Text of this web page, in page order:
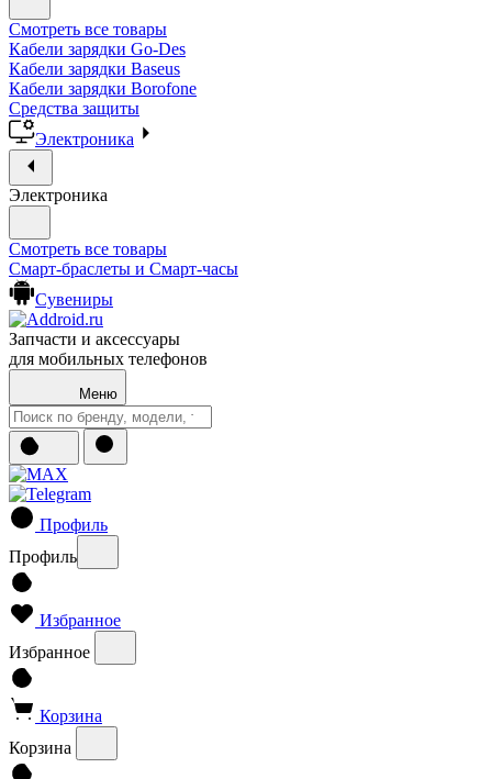
Смотреть все товары
Кабели зарядки Go-Des
Кабели зарядки Baseus
Кабели зарядки Borofone
Средства защиты
Электроника
Электроника
Смотреть все товары
Смарт-браслеты и Смарт-часы
Сувениры
Запчасти и аксессуары
для мобильных телефонов
Меню
Профиль
Профиль
Избранное
Избранное
Корзина
Корзина